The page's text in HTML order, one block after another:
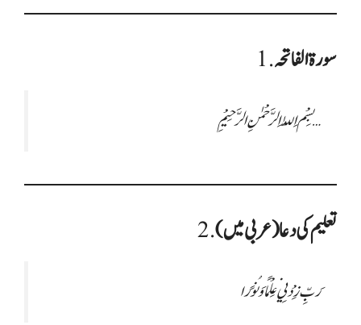
1.سورۃ الفاتحہ
بِسْمِ اللّٰہِ الرَّحْمٰنِ الرَّحِیْمِ …
2.تعلیم کی دعا (عربی میں)
رَبِّ زِدْنِي عِلْمًا وَ نُورًا